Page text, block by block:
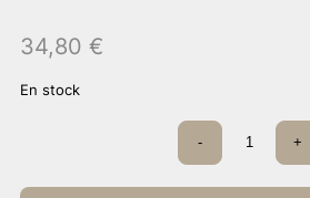
34,80 €
En stock
quantité
Top
broderie
- +